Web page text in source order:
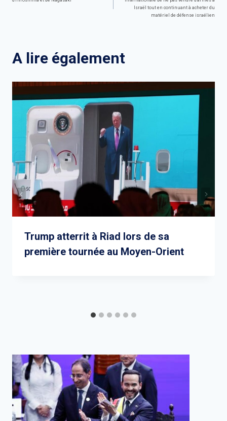
Israël tout en continuant à acheter du
matériel de défense israélien
A lire également
Trump atterrit à Riad lors de sa
première tournée au Moyen-Orient